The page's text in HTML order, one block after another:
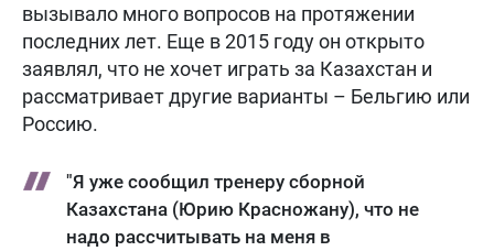
вызывало много вопросов на протяжении
последних лет. Еще в 2015 году он открыто
заявлял, что не хочет играть за Казахстан и
рассматривает другие варианты – Бельгию или
Россию.
"Я уже сообщил тренеру сборной
Казахстана (Юрию Красножану), что не
надо рассчитывать на меня в